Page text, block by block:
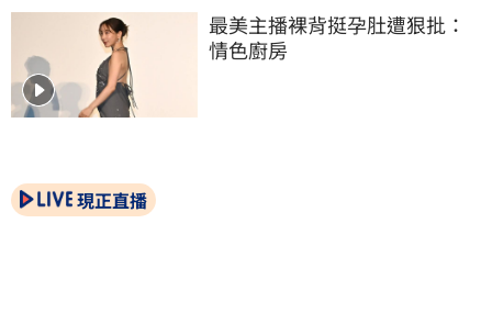
最美主播裸背挺孕肚遭狠批：
情色廚房
現正直播